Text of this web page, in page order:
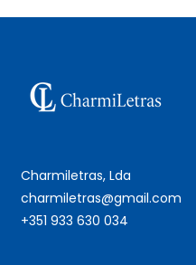
Charmiletras, Lda
charmiletras@gmail.com
+351 933 630 034